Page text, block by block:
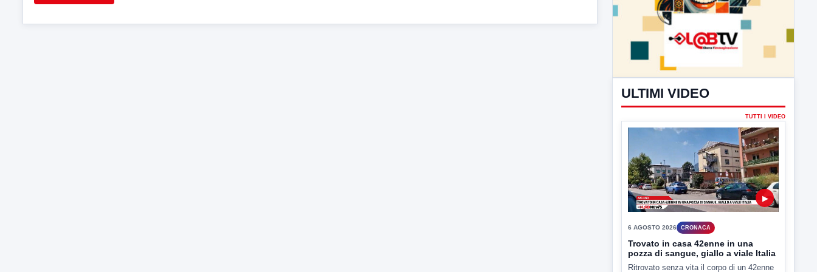
ULTIMI VIDEO
TUTTI I VIDEO
▶
6 AGOSTO 2026 CRONACA
Trovato in casa 42enne in una
pozza di sangue, giallo a viale Italia
Ritrovato senza vita il corpo di un 42enne